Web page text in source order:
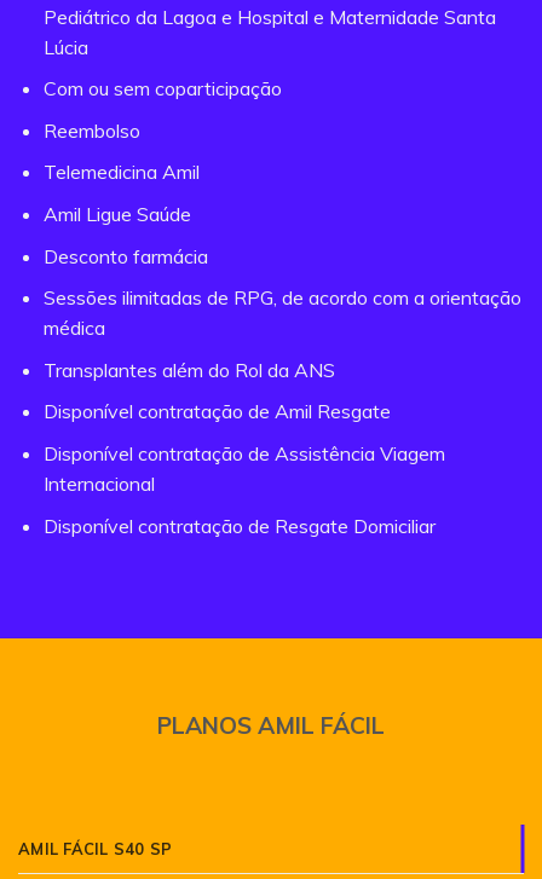
Pediátrico da Lagoa e Hospital e Maternidade Santa
Lúcia
Com ou sem coparticipação
Reembolso
Telemedicina Amil
Amil Ligue Saúde
Desconto farmácia
Sessões ilimitadas de RPG, de acordo com a orientação
médica
Transplantes além do Rol da ANS
Disponível contratação de Amil Resgate
Disponível contratação de Assistência Viagem
Internacional
Disponível contratação de Resgate Domiciliar
PLANOS AMIL FÁCIL
AMIL FÁCIL S40 SP